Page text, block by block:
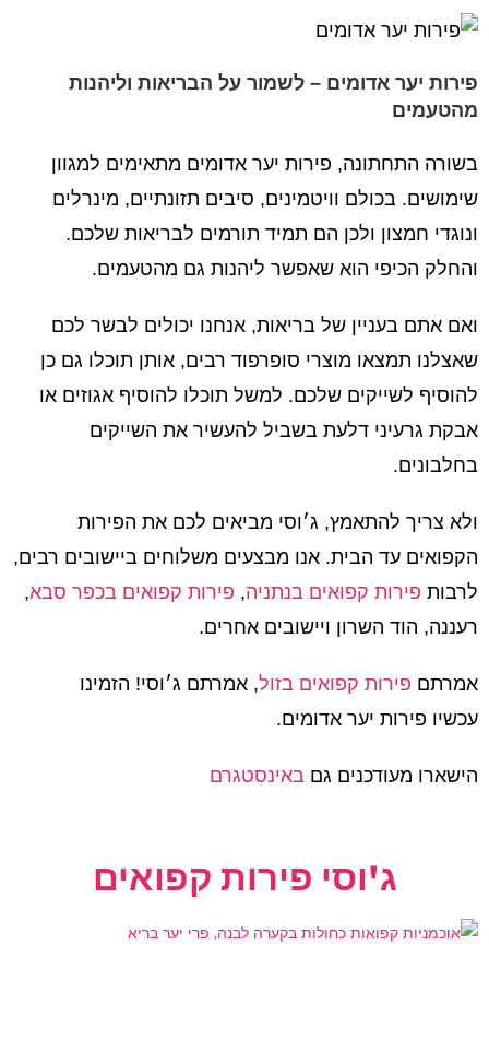
פירות יער אדומים – לשמור על הבריאות וליהנות
מהטעמים
בשורה התחתונה, פירות יער אדומים מתאימים למגוון
שימושים. בכולם וויטמינים, סיבים תזונתיים, מינרלים
ונוגדי חמצון ולכן הם תמיד תורמים לבריאות שלכם.
והחלק הכיפי הוא שאפשר ליהנות גם מהטעמים.
ואם אתם בעניין של בריאות, אנחנו יכולים לבשר לכם
שאצלנו תמצאו מוצרי סופרפוד רבים, אותן תוכלו גם כן
להוסיף לשייקים שלכם. למשל תוכלו להוסיף אגוזים או
אבקת גרעיני דלעת בשביל להעשיר את השייקים
בחלבונים.
ולא צריך להתאמץ, ג׳וסי מביאים לכם את הפירות
הקפואים עד הבית. אנו מבצעים משלוחים ביישובים רבים,
לרבות פירות קפואים בנתניה, פירות קפואים בכפר סבא,
רעננה, הוד השרון ויישובים אחרים.
אמרתם פירות קפואים בזול, אמרתם ג׳וסי! הזמינו
עכשיו פירות יער אדומים.
הישארו מעודכנים גם באינסטגרם
ג'וסי פירות קפואים